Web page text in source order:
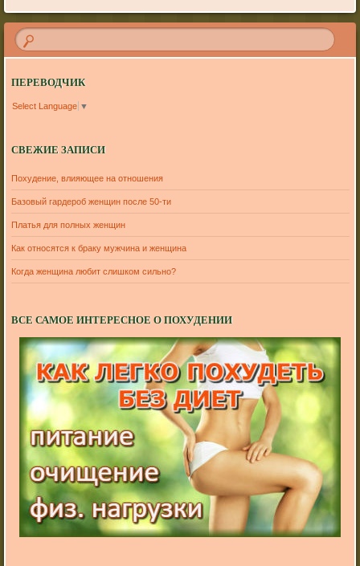
ПЕРЕВОДЧИК
Select Language ▼
СВЕЖИЕ ЗАПИСИ
Похудение, влияющее на отношения
Базовый гардероб женщин после 50-ти
Платья для полных женщин
Как относятся к браку мужчина и женщина
Когда женщина любит слишком сильно?
ВСЕ САМОЕ ИНТЕРЕСНОЕ О ПОХУДЕНИИ